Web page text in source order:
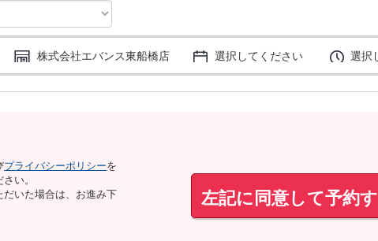
株式会社エバンス東船橋店 選択してください 選択
プライバシーポリシーを
い。
だいた場合は、お進み下
左記に同意して予約